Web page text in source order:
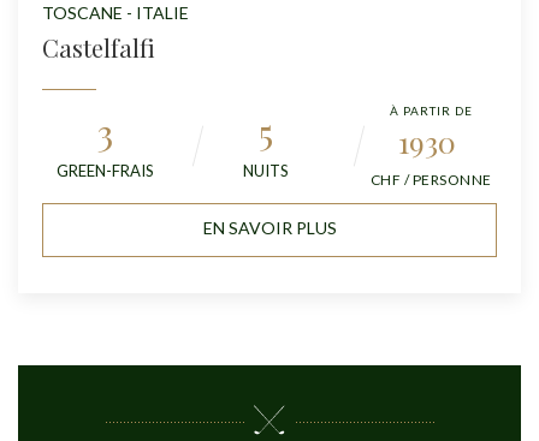
TOSCANE - ITALIE
Castelfalfi
3
GREEN-FRAIS
5
NUITS
À PARTIR DE
1930
CHF / PERSONNE
EN SAVOIR PLUS